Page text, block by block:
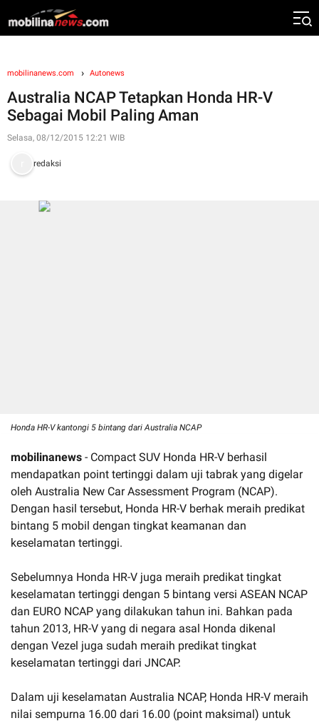
mobilinanews.com Autonews
Australia NCAP Tetapkan Honda HR-V
Sebagai Mobil Paling Aman
Selasa, 08/12/2015 12:21 WIB
redaksi
Honda HR-V kantongi 5 bintang dari Australia NCAP
mobilinanews - Compact SUV Honda HR-V berhasil
mendapatkan point tertinggi dalam uji tabrak yang digelar
oleh Australia New Car Assessment Program (NCAP).
Dengan hasil tersebut, Honda HR-V berhak meraih predikat
bintang 5 mobil dengan tingkat keamanan dan
keselamatan tertinggi.
Sebelumnya Honda HR-V juga meraih predikat tingkat
keselamatan tertinggi dengan 5 bintang versi ASEAN NCAP
dan EURO NCAP yang dilakukan tahun ini. Bahkan pada
tahun 2013, HR-V yang di negara asal Honda dikenal
dengan Vezel juga sudah meraih predikat tingkat
keselamatan tertinggi dari JNCAP.
Dalam uji keselamatan Australia NCAP, Honda HR-V meraih
nilai sempurna 16.00 dari 16.00 (point maksimal) untuk